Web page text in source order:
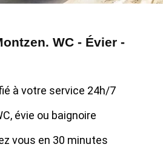
WC - Évier -
à votre service 24h/7
évie ou baignoire
vous en 30 minutes